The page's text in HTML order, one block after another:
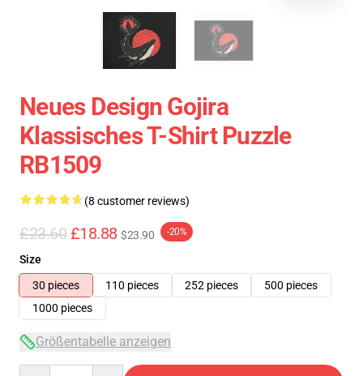
Neues Design Gojira
Klassisches T-Shirt Puzzle
RB1509
(8 customer reviews)
£23.60 £18.88 $23.90 -20%
Size
30 pieces
110 pieces 252 pieces
500 pieces
1000 pieces
Größentabelle anzeigen